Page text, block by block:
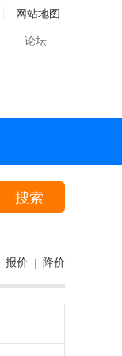
网站地图
论坛
搜索
报价 降价